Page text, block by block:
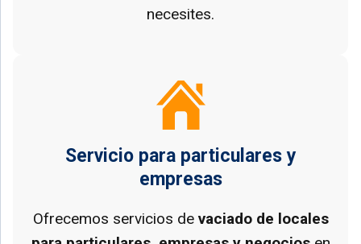
necesites.
Servicio para particulares y
empresas
Ofrecemos servicios de vaciado de locales